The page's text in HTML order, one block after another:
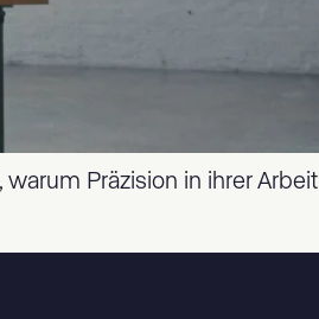
Präzision in ihrer Arbeit